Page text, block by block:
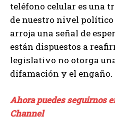
teléfono celular es una
de nuestro nivel político
arroja una señal de
están dispuestos a
legislativo no otorga
difamación y el engaño.
Ahora puedes seguirnos
Channel